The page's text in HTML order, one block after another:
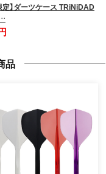
定】ダーツケース TRiNiDAD
品